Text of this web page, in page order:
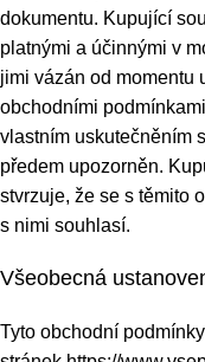
dokumentu. Kupující
platnými a účinnými v
jimi vázán od momentu
obchodními
vlastním uskutečněním
předem upozorněn.
stvrzuje, že se s těmito
s nimi souhlasí.
Všeobecná
Tyto obchodní